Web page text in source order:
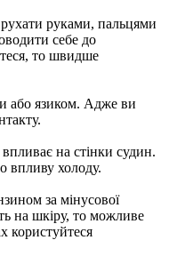
руками, пальцями
себе до
то швидше
або язиком. Адже ви
на стінки судин.
впливу холоду.
за мінусової
на шкіру, то можливе
користуйтеся